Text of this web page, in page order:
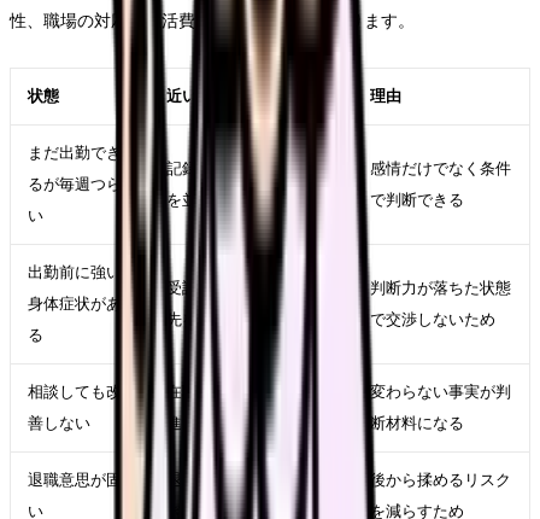
性、職場の対応、生活費、次の選択肢で変わります。
状態 近い対応 理由
まだ出勤でき
るが毎週つら
い
記録、相談、求人比較
を並行する
感情だけでなく条件
で判断できる
出勤前に強い
身体症状があ
る
受診、休養、公的相談
先を優先する
判断力が落ちた状態
で交渉しないため
相談しても改
善しない
在職転職や退職準備を
進める
変わらない事実が判
断材料になる
退職意思が固
い
退職日、有休、引き継
ぎ、書面記録を整える
後から揉めるリスク
を減らすため